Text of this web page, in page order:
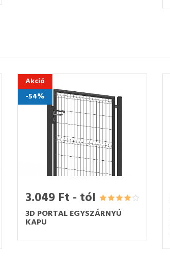
Akció
-54%
3.049 Ft - tól
3D PORTAL EGYSZÁRNYÚ
KAPU